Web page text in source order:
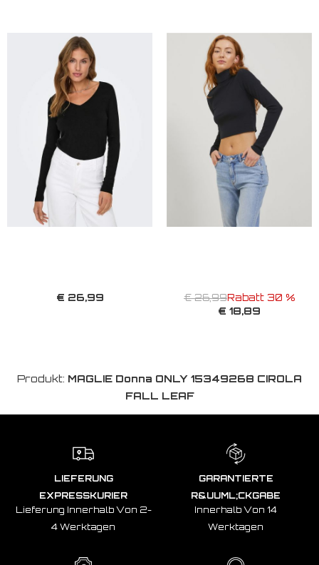
€ 26,99 € 26,99Rabatt 30 %
€ 18,89
Produkt: MAGLIE Donna ONLY 15349268 CIROLA
FALL LEAF
LIEFERUNG
EXPRESSKURIER
Lieferung Innerhalb Von 2-
4 Werktagen
GARANTIERTE
R&UUML;CKGABE
Innerhalb Von 14
Werktagen